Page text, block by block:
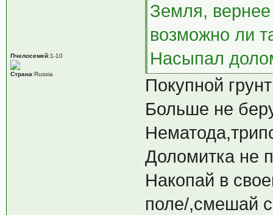
Пчелосемей:1-10
Страна:Russia
Земля, вернее
возможно ли
Насыпал
Покупной
Больше не
Доломитка не
Накопай в
поле/,смешай